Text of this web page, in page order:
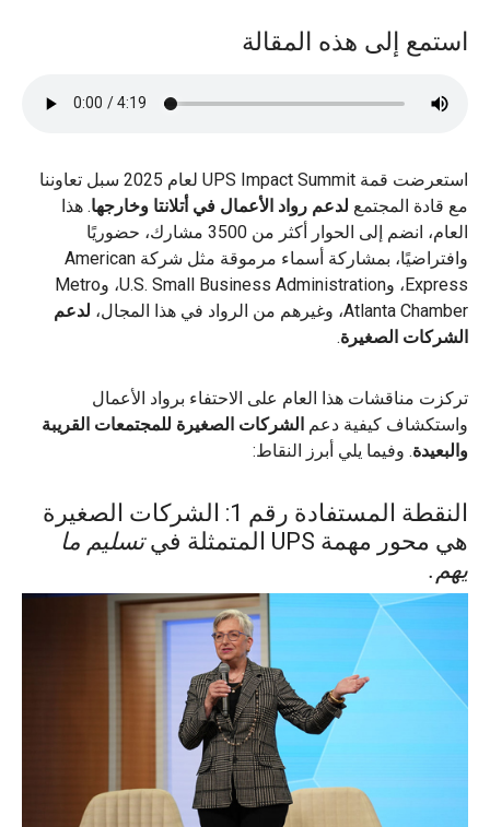
استمع إلى هذه المقالة
استعرضت قمة UPS Impact Summit لعام 2025 سبل تعاوننا
مع قادة المجتمع لدعم رواد الأعمال في أتلانتا وخارجها. هذا
العام، انضم إلى الحوار أكثر من 3500 مشارك، حضوريًا
وافتراضيًا، بمشاركة أسماء مرموقة مثل شركة American
Express، وU.S. Small Business Administration، وMetro
Atlanta Chamber، وغيرهم من الرواد في هذا المجال،
لدعم
الشركات الصغيرة.
تركزت مناقشات هذا العام على الاحتفاء برواد الأعمال
واستكشاف كيفية دعم الشركات الصغيرة للمجتمعات القريبة
والبعيدة. وفيما يلي أبرز النقاط:
النقطة المستفادة رقم 1: الشركات الصغيرة
هي محور مهمة UPS المتمثلة في
تسليم ما
يهم.